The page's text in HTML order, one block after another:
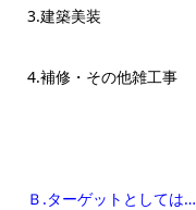
3.建築美装
4.補修・その他雑工事
Ｂ.ターゲットとしては…